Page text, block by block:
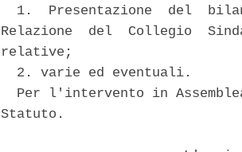
1.  Presentazione  del
Relazione  del  Collegio
relative;
  2. varie ed eventuali.
Per l'intervento in
Statuto.